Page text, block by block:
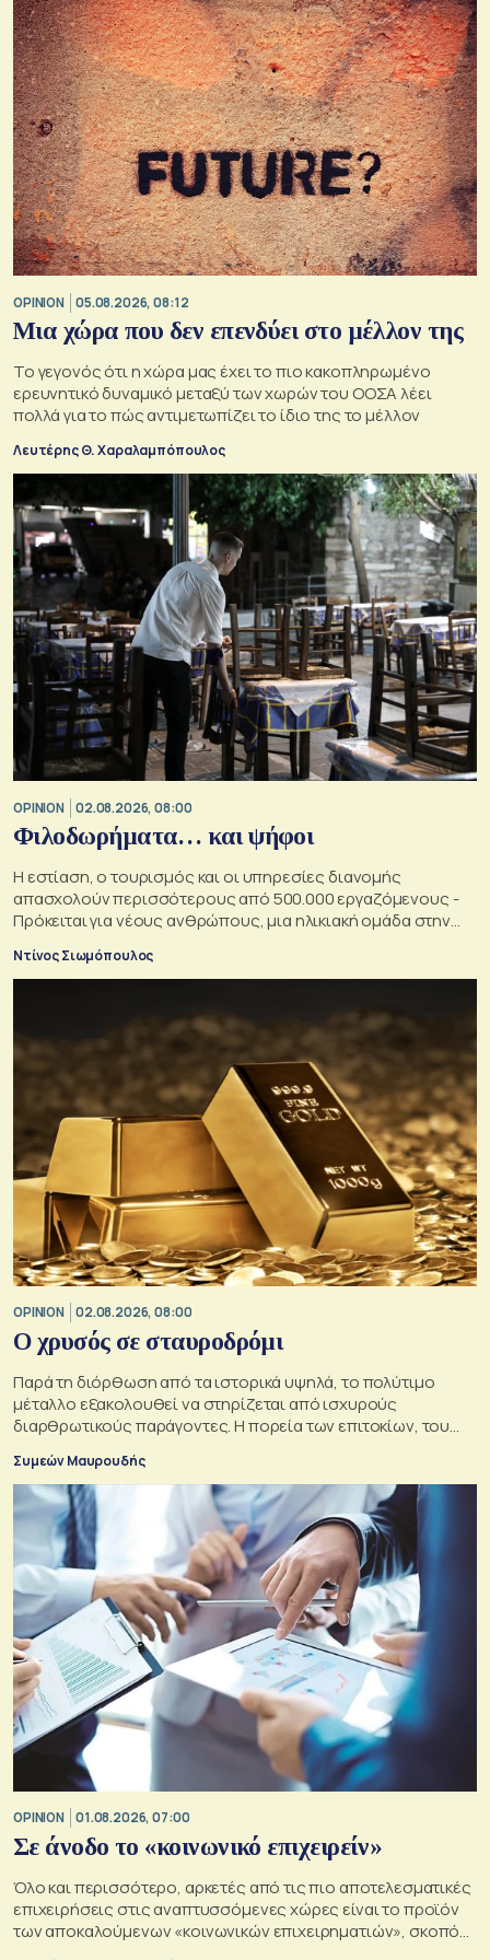
OPINION 05.08.2026, 08:12
Μια χώρα που δεν επενδύει στο μέλλον της
Το γεγονός ότι η χώρα μας έχει το πιο κακοπληρωμένο
ερευνητικό δυναμικό μεταξύ των χωρών του ΟΟΣΑ λέει
πολλά για το πώς αντιμετωπίζει το ίδιο της το μέλλον
Λευτέρης Θ. Χαραλαμπόπουλος
OPINION 02.08.2026, 08:00
Φιλοδωρήματα… και ψήφοι
Η εστίαση, ο τουρισμός και οι υπηρεσίες διανομής
απασχολούν περισσότερους από 500.000 εργαζόμενους -
Πρόκειται για νέους ανθρώπους, μια ηλικιακή ομάδα στην
Ντίνος Σιωμόπουλος
OPINION 02.08.2026, 08:00
O χρυσός σε σταυροδρόμι
Παρά τη διόρθωση από τα ιστορικά υψηλά, το πολύτιμο
μέταλλο εξακολουθεί να στηρίζεται από ισχυρούς
διαρθρωτικούς παράγοντες. Η πορεία των επιτοκίων, του
καθορίσουν αν οι προϋποθέσεις για περαιτέρω άνοδο της
τιμής του παραμένουν ισχυρές
Συμεών Μαυρουδής
OPINION 01.08.2026, 07:00
Σε άνοδο το «κοινωνικό επιχειρείν»
Όλο και περισσότερο, αρκετές από τις πιο αποτελεσματικές
επιχειρήσεις στις αναπτυσσόμενες χώρες είναι το προϊόν
των αποκαλούμενων «κοινωνικών επιχειρηματιών», σκοπός